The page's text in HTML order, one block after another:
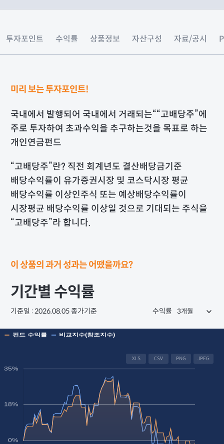
투자포인트 수익률 상품정보 자산구성 자료/공시
미리 보는 투자포인트!
국내에서 발행되어 국내에서 거래되는““고배당주”에
주로 투자하여 초과수익을 추구하는것을 목표로 하는
개인연금펀드
“고배당주”란? 직전 회계년도 결산배당금기준
배당수익률이 유가증권시장 및 코스닥시장 평균
배당수익률 이상인주식 또는 예상배당수익률이
시장평균 배당수익률 이상일 것으로 기대되는 주식을
“고배당주”라 합니다.
이 상품의 과거 성과는 어땠을까요?
기간별 수익률
기준일 : 2026.08.05 종가기준 수익률
XLS CSV PNG JPEG